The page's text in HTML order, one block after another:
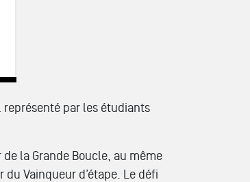
par les étudiants
la Grande Boucle, au même
Vainqueur d’étape. Le défi